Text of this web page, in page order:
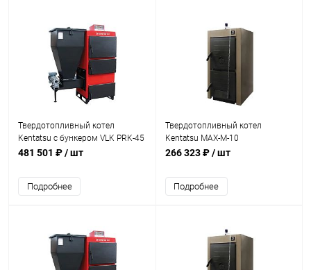
Твердотопливный котел
Kentatsu c бункером VLK PRK-45
481 501 ₽/ шт
Подробнее
Твердотопливный котел
Kentatsu MAX-M-10
266 323 ₽/ шт
Подробнее